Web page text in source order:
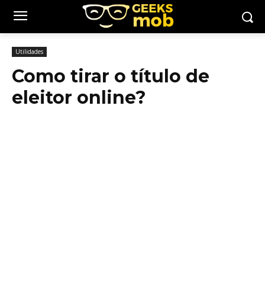
Utilidades
Como tirar o título de
eleitor online?